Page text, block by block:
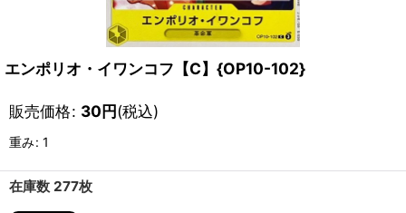
エンポリオ・イワンコフ【C】{OP10-102}
販売価格: 30円(税込)
重み: 1
在庫数 277枚